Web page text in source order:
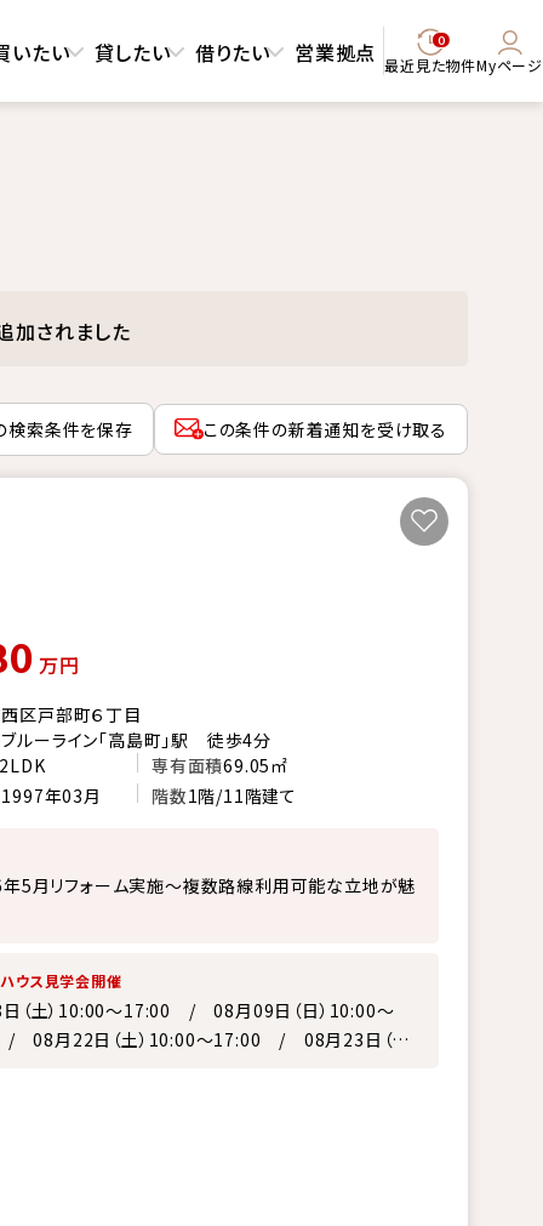
いたい 貸したい 借りたい 営業拠点 0
最近見た物件Myページ
加されました
検索条件を保存 この条件の新着通知を受け取る
万円
区戸部町６丁目
ルーライン「高島町」駅 徒歩4分
2LDK 専有面積69.05㎡
1997年03月 階数1階/11階建て
5月リフォーム実施～複数路線利用可能な立地が魅
ウス見学会開催
（土）10:00～17:00 / 08月09日（日）10:00～
08月22日（土）10:00～17:00 / 08月23日（日）